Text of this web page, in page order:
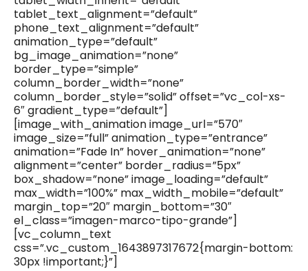
tablet_text_alignment=”default”
phone_text_alignment=”default”
animation_type=”default”
bg_image_animation=”none”
border_type=”simple”
column_border_width=”none”
column_border_style=”solid” offset=”vc_col-xs-
6″ gradient_type=”default”]
[image_with_animation image_url=”570″
image_size=”full” animation_type=”entrance”
animation=”Fade In” hover_animation=”none”
alignment=”center” border_radius=”5px”
box_shadow=”none” image_loading=”default”
max_width=”100%” max_width_mobile=”default”
margin_top=”20″ margin_bottom=”30″
el_class=”imagen-marco-tipo-grande”]
[vc_column_text
css=”.vc_custom_1643897317672{margin-bottom:
30px !important;}”]